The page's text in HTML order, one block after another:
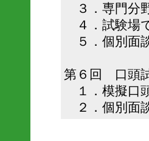
３．専門分
４．試験場
５．個別面
第６回 口頭
１．模擬口
２．個別面